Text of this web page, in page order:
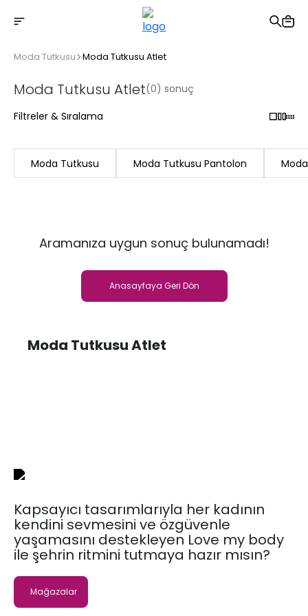
2500 TL üzeri ücretsiz kargo
Moda Tutkusu Moda Tutkusu Atlet
Moda Tutkusu Atlet(0) sonuç
Filtreler & Sıralama
Moda Tutkusu Moda Tutkusu Pantolon
Aramanıza uygun sonuç bulunamadı!
Anasayfaya Geri Dön
Moda Tutkusu Atlet
Kapsayıcı tasarımlarıyla her kadının
kendini sevmesini ve özgüvenle
yaşamasını destekleyen Love my body
ile şehrin ritmini tutmaya hazır mısın?
Mağazalar